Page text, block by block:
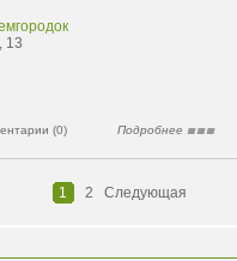
13
(0) Подробнее
1 2 Следующая